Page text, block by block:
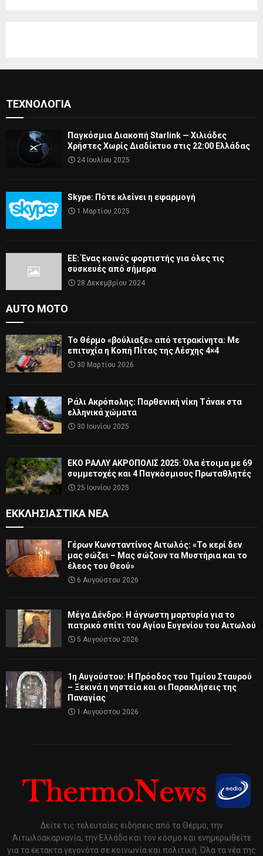
ΤΕΧΝΟΛΟΓΊΑ
Παγκόσμια Διακοπή Starlink — Χιλιάδες
Χρήστες Χωρίς Διαδίκτυο στις 22:00 Ελλάδας
24 Ιουλίου 2025
Skype: Πότε κλείνει η εφαρμογή
1 Μαρτίου 2025
ΕΕ: Ένας κοινός φορτιστής για όλες τις
συσκευές από σήμερα
28 Δεκεμβρίου 2024
AUTO MOTO
Το Θέρμο «βούλιαξε» από τετρακίνητα: Με
επιτυχία η Κοπή Πίτας της Λέσχης 4×4
30 Μαρτίου 2026
Ράλι Ακρόπολης: Παρθενική νίκη Τάνακ στα
ελληνικά χώματα
30 Ιουνίου 2025
ΕΚΟ ΡΑΛΛΥ ΑΚΡΟΠΟΛΙΣ 2025: Όλα έτοιμα με 69
συμμετοχές και 4 Παγκόσμιους Πρωταθλητές
25 Ιουνίου 2025
ΕΚΚΛΗΣΙΑΣΤΙΚΆ ΝΈΑ
Γέρων Κωνσταντίνος Αιτωλός: «Το κερί δεν
μας σώζει – Μας σώζουν τα Μυστήρια και το
έλεος του Θεού»
6 Αυγούστου 2026
Μέγα Δένδρο: Η άγνωστη μαρτυρία για το
πατρικό σπίτι του Αγίου Ευγενίου του Αιτωλού
5 Αυγούστου 2026
1η Αυγούστου: Η Πρόοδος του Τιμίου Σταυρού
– Ξεκινά η νηστεία και οι Παρακλήσεις της
Παναγίας
1 Αυγούστου 2026
Δείτε τις τελευταίες ειδήσεις από το Θέρμο, την
Αιτωλοακαρνανία, την Ελλάδα και τον κόσμο και ενημερωθείτε
για τα έκτακτα γεγονότα σε κοινωνία και πολιτική. Όλα τα νέα της